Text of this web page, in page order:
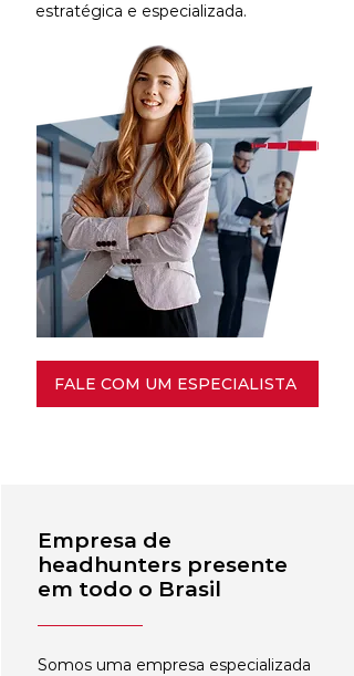
estratégica e especializada.
FALE COM UM ESPECIALISTA
Empresa de
headhunters presente
em todo o Brasil
Somos uma empresa especializada